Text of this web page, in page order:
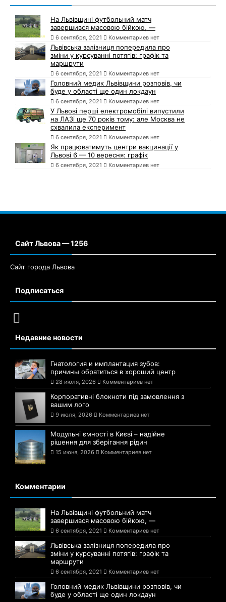
На Львівщині футбольний матч
завершився масовою бійкою, —
6 сентября, 2021 Комментариев нет
Львівська залізниця попередила про
зміни у курсуванні потягів: графік та
маршрути
6 сентября, 2021 Комментариев нет
Головний медик Львівщини розповів, чи
буде у області ще один локдаун
6 сентября, 2021 Комментариев нет
У Львові перші електромобілі випустили
на ЛАЗі ще 70 років тому: але Москва не
схвалила експеримент
6 сентября, 2021 Комментариев нет
Як працюватимуть центри вакцинації у
Львові 6 — 10 вересня: графік
6 сентября, 2021 Комментариев нет
Сайт Львова — 1256
Сайт города Львова
Подписаться
Недавние новости
Гнатология и имплантация зубов:
причины обратиться в хороший центр
28 июля, 2026 Комментариев нет
Корпоративні блокноти під замовлення з
вашим лого
9 июля, 2026 Комментариев нет
Модульні ємності в Києві – надійне
рішення для зберігання рідин
15 июня, 2026 Комментариев нет
Комментарии
На Львівщині футбольний матч
завершився масовою бійкою, —
6 сентября, 2021 Комментариев нет
Львівська залізниця попередила про
зміни у курсуванні потягів: графік та
маршрути
6 сентября, 2021 Комментариев нет
Головний медик Львівщини розповів, чи
буде у області ще один локдаун